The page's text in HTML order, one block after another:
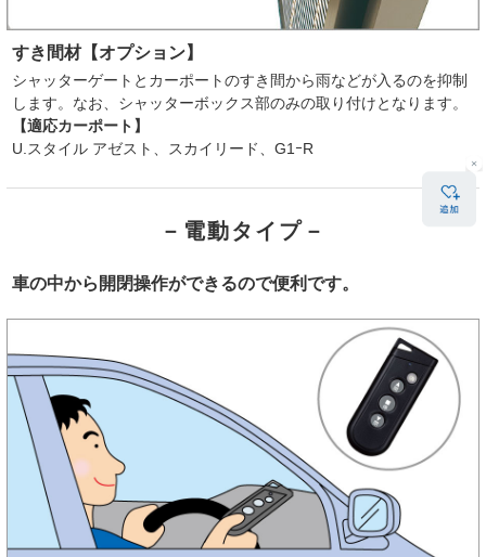
すき間材【オプション】
シャッターゲートとカーポートのすき間から雨などが入るのを抑制
します。なお、シャッターボックス部のみの取り付けとなります。
【適応カーポート】
U.スタイル アゼスト、スカイリード、G1ｰR
－電動タイプ－
車の中から開閉操作ができるので便利です。